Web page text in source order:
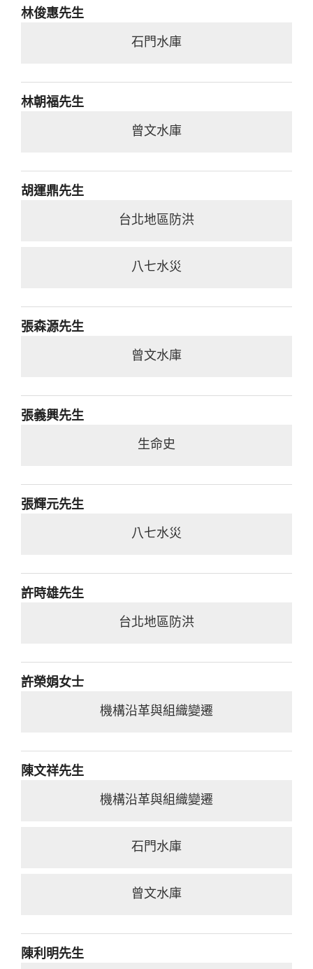
林俊惠先生
石門水庫
林朝福先生
曾文水庫
胡運鼎先生
台北地區防洪
八七水災
張森源先生
曾文水庫
張義興先生
生命史
張輝元先生
八七水災
許時雄先生
台北地區防洪
許榮娟女士
機構沿革與組織變遷
陳文祥先生
機構沿革與組織變遷
石門水庫
曾文水庫
陳利明先生